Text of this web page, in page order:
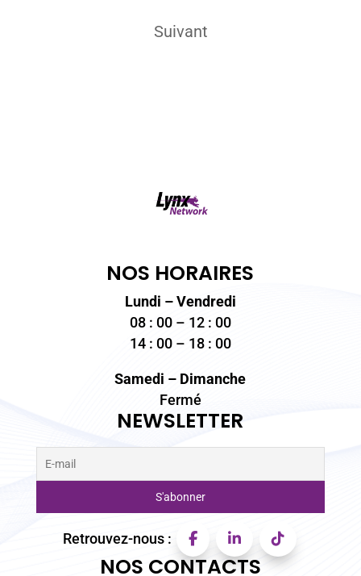
NOS HORAIRES
Lundi – Vendredi
08 : 00 – 12 : 00
14 : 00 – 18 : 00
Samedi – Dimanche
Fermé
NEWSLETTER
Retrouvez-nous :
NOS CONTACTS